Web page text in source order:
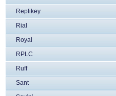
Replikey
Rial
Royal
RPLC
Ruff
Sant